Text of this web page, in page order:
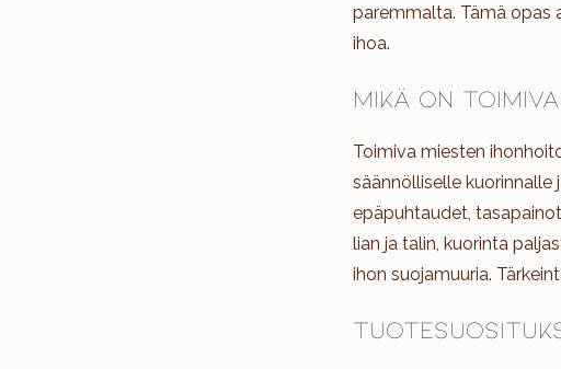
paremmalta. Tämä opas
ihoa.
Mikä on
Toimiva miesten
säännölliselle kuorinnalle
epäpuhtaudet,
lian ja talin, kuorinta
ihon suojamuuria.